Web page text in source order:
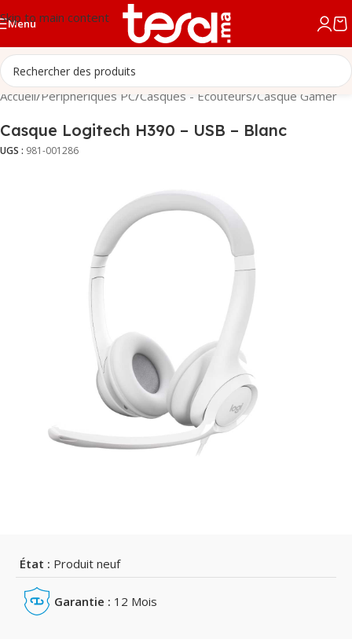
Skip to main content
Menu
Accueil/Périphériques PC/Casques - Écouteurs/Casque Gamer
Casque Logitech H390 – USB – Blanc
UGS : 981-001286
État : Produit neuf
Garantie : 12 Mois